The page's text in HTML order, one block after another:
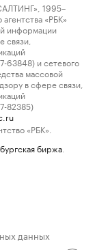
1995–
«РБК»
информации
связи,
63848) и сетевого
массовой
в сфере связи,
82385)
«РБК».
биржа
данных